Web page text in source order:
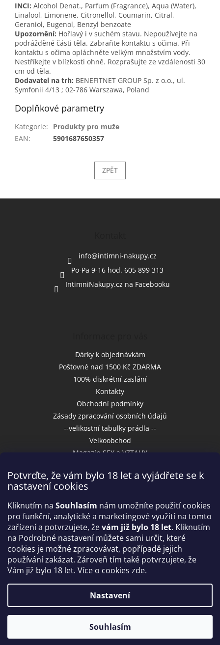
Potvrďte, že vám bylo 18 let a vyjádřete se k
nastavení cookies
Kliknutím na Souhlasím nám umožníte použití cookies
pro funkční, analytické a marketingové využití na tomto
zařízení a potvrzujete, ževám již bylo 18 let. Kliknutím
na Podrobné nastavení můžete sami určit, které
cookies je možné zpracovávat, popřípadě jejich
používání zakázat. Zároveň tím také potvrzujete, že
Vám již bylo 18 let. Více o cookies zde.
Nastavení
Souhlasím
INCI: Alcohol Denat., Parfum (Fragrance), Aqua (Water),
Linalool, Limonene, Citronellol, Coumarin, Citral,
Geraniol, Eugenol, Benzyl benzoate
Upozornění: Hořlavý i v suchém stavu. Nepoužívejte na
podrážděné části těla. Zabraňte kontaktu s očima. Při
kontaktu s očima opláchněte velkým množstvím vody.
Nestříkejte v blízkosti ohně. Rozprašujte ze vzdálenosti 30
cm od těla.
Dodavatel na trh: BENEFITNET GROUP Sp. z o.o., ul.
Symfonii 4/13 ; 02-786 Warszawa, Poland
Doplňkové parametry
Kategorie:
Produkty pro muže
EAN: 5901687650357
ZPĚT
Z
info@intimni-nakupy.cz
Po-Pa 9-16 hod. 605 899 313
IntimniNakupy.cz na Facebooku
Dárky k objednávkám
Poštovné nad 1500 Kč ZDARMA
100% diskrétní zaslání
Kontakty
Obchodní podmínky
Zásady zpracování osobních údajů
--velikostní tabulky prádla --
Velkoobchod
Magazín SEX a VZTAHY
Přijímáme online platby
Copyright 2026IntimniNakupy.cz. Všechna práva
vyhrazena.